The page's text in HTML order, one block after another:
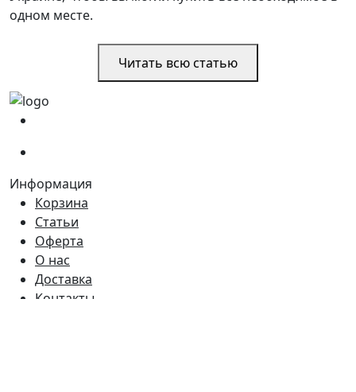
одном месте.
Читать всю статью
Информация
Корзина
Статьи
Оферта
О нас
Доставка
Контакты